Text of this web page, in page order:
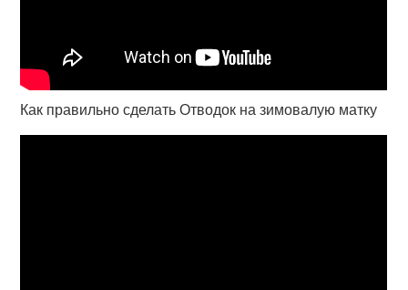
Как правильно сделать Отводок на зимовалую матку